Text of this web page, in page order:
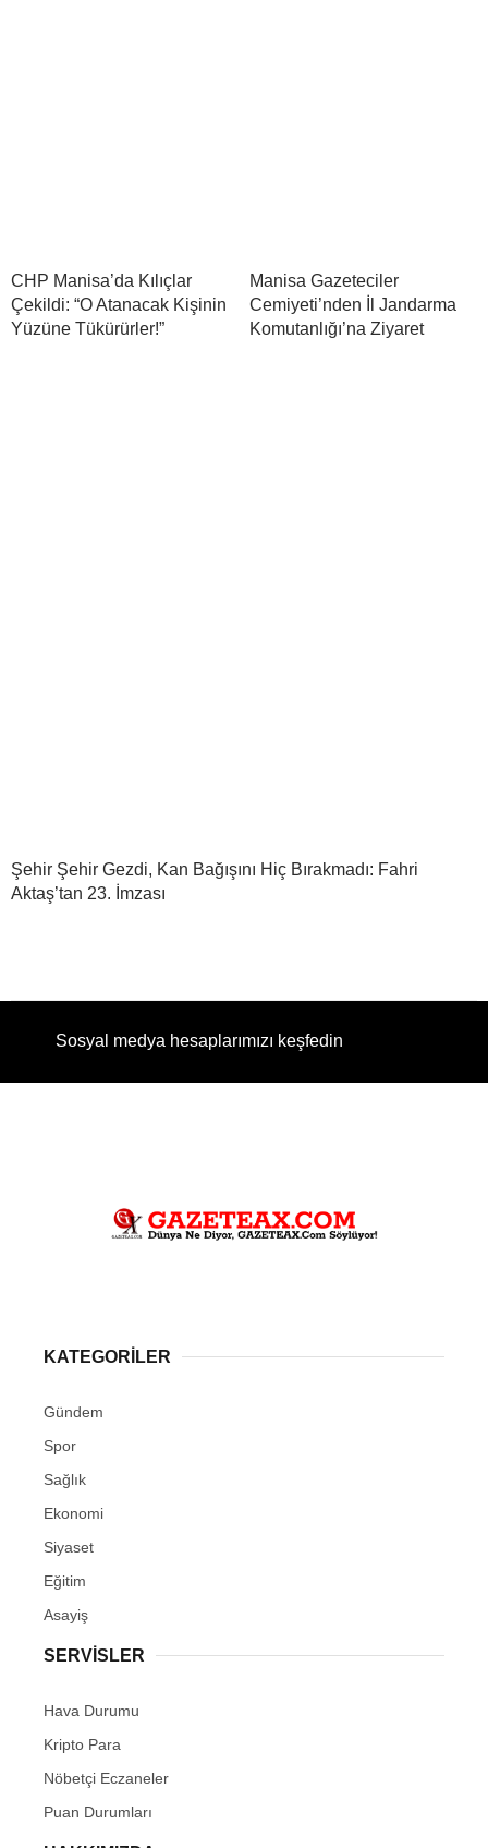
CHP Manisa’da Kılıçlar
Çekildi: “O Atanacak Kişinin
Yüzüne Tükürürler!”
Manisa Gazeteciler
Cemiyeti’nden İl Jandarma
Komutanlığı’na Ziyaret
Şehir Şehir Gezdi, Kan Bağışını Hiç Bırakmadı: Fahri
Aktaş’tan 23. İmzası
Sosyal medya hesaplarımızı keşfedin
KATEGORİLER
Gündem
Spor
Sağlık
Ekonomi
Siyaset
Eğitim
Asayiş
SERVİSLER
Hava Durumu
Kripto Para
Nöbetçi Eczaneler
Puan Durumları